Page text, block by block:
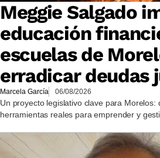
Meggie Salgado
educación
escuelas de
erradicar deudas
Marcela García 06/08/2026
Un proyecto legislativo clave para Morelos:
herramientas reales para emprender y